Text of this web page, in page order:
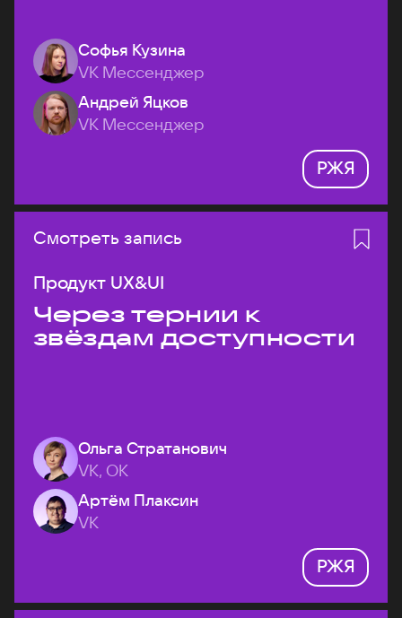
Софья Кузина
VK Мессенджер
Андрей Яцков
VK Мессенджер
РЖЯ
Смотреть запись
Продукт UX&UI
Через тернии к
звёздам доступности
Ольга Стратанович
VK, ОК
Артём Плаксин
VK
РЖЯ